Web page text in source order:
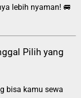
lebih nyaman! 🚐
Pilih yang
bisa kamu sewa